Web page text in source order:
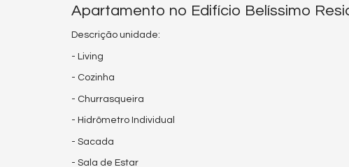
Apartamento no Edifício Belíssimo
Descrição unidade:
- Living
- Cozinha
- Churrasqueira
- Hidrômetro Individual
- Sacada
- Sala de Estar